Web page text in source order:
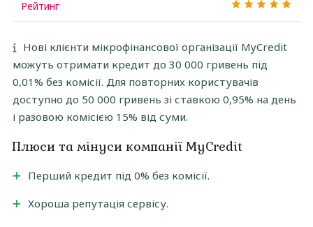
Рейтинг
Нові клієнти мікрофінансової організації MyCredit
можуть отримати кредит до 30 000 гривень під
0,01% без комісії. Для повторних користувачів
доступно до 50 000 гривень зі ставкою 0,95% на день
і разовою комісією 15% від суми.
Плюси та мінуси компанії MyCredit
Перший кредит під 0% без комісії.
Хороша репутація сервісу.